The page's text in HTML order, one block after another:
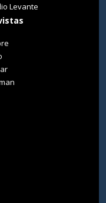
Levante